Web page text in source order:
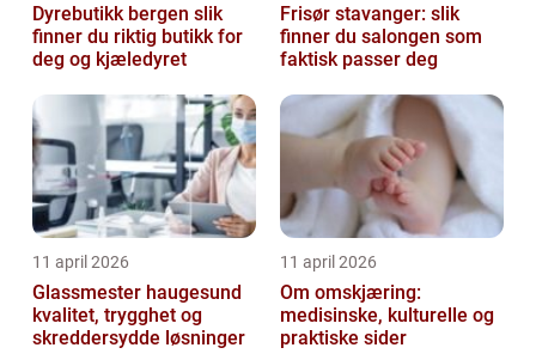
Dyrebutikk bergen slik
finner du riktig butikk for
deg og kjæledyret
Frisør stavanger: slik
finner du salongen som
faktisk passer deg
11 april 2026
Glassmester haugesund
kvalitet, trygghet og
skreddersydde løsninger
11 april 2026
Om omskjæring:
medisinske, kulturelle og
praktiske sider